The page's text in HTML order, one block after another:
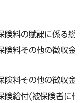
険料の賦課に係る総
険料その他の徴収金
険料その他の徴収金
険給付(被保険者に